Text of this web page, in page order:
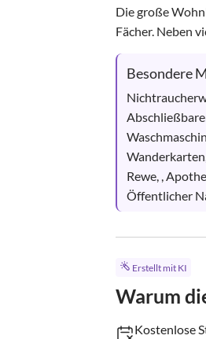
Die große
Fächer. Neben
Besondere
Rewe, ,
Öffentlicher
Erstellt mit KI
Warum
Kostenlose